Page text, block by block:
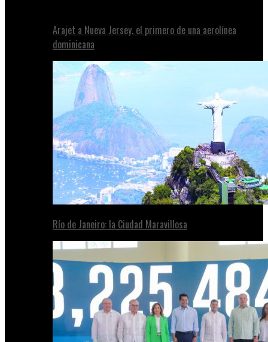
Arajet a Nueva Jersey, el primero de una aerolínea
dominicana
Río de Janeiro: la Ciudad Maravillosa